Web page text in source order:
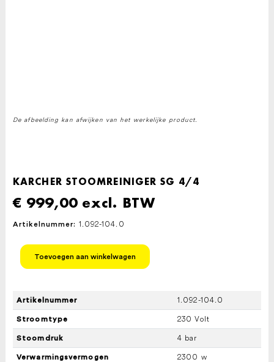
De afbeelding kan afwijken van het werkelijke product.
KARCHER STOOMREINIGER SG 4/4
€ 999,00excl. BTW
Artikelnummer: 1.092-104.0
KARCHER
STOOMREINIGER
SG
Toevoegen aan winkelwagen
Artikelnummer 1.092-104.0
Stroomtype 230 Volt
Stoomdruk 4 bar
Verwarmingsvermogen 2300 w